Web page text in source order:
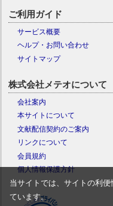
ご利用ガイド
サービス概要
ヘルプ・お問い合わせ
サイトマップ
株式会社メテオについて
会社案内
本サイトについて
文献配信契約のご案内
リンクについて
会員規約
個人情報保護方針
当サイトでは、サイトの利
ています。